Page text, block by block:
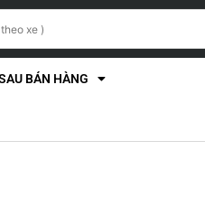
BÁN HÀNG